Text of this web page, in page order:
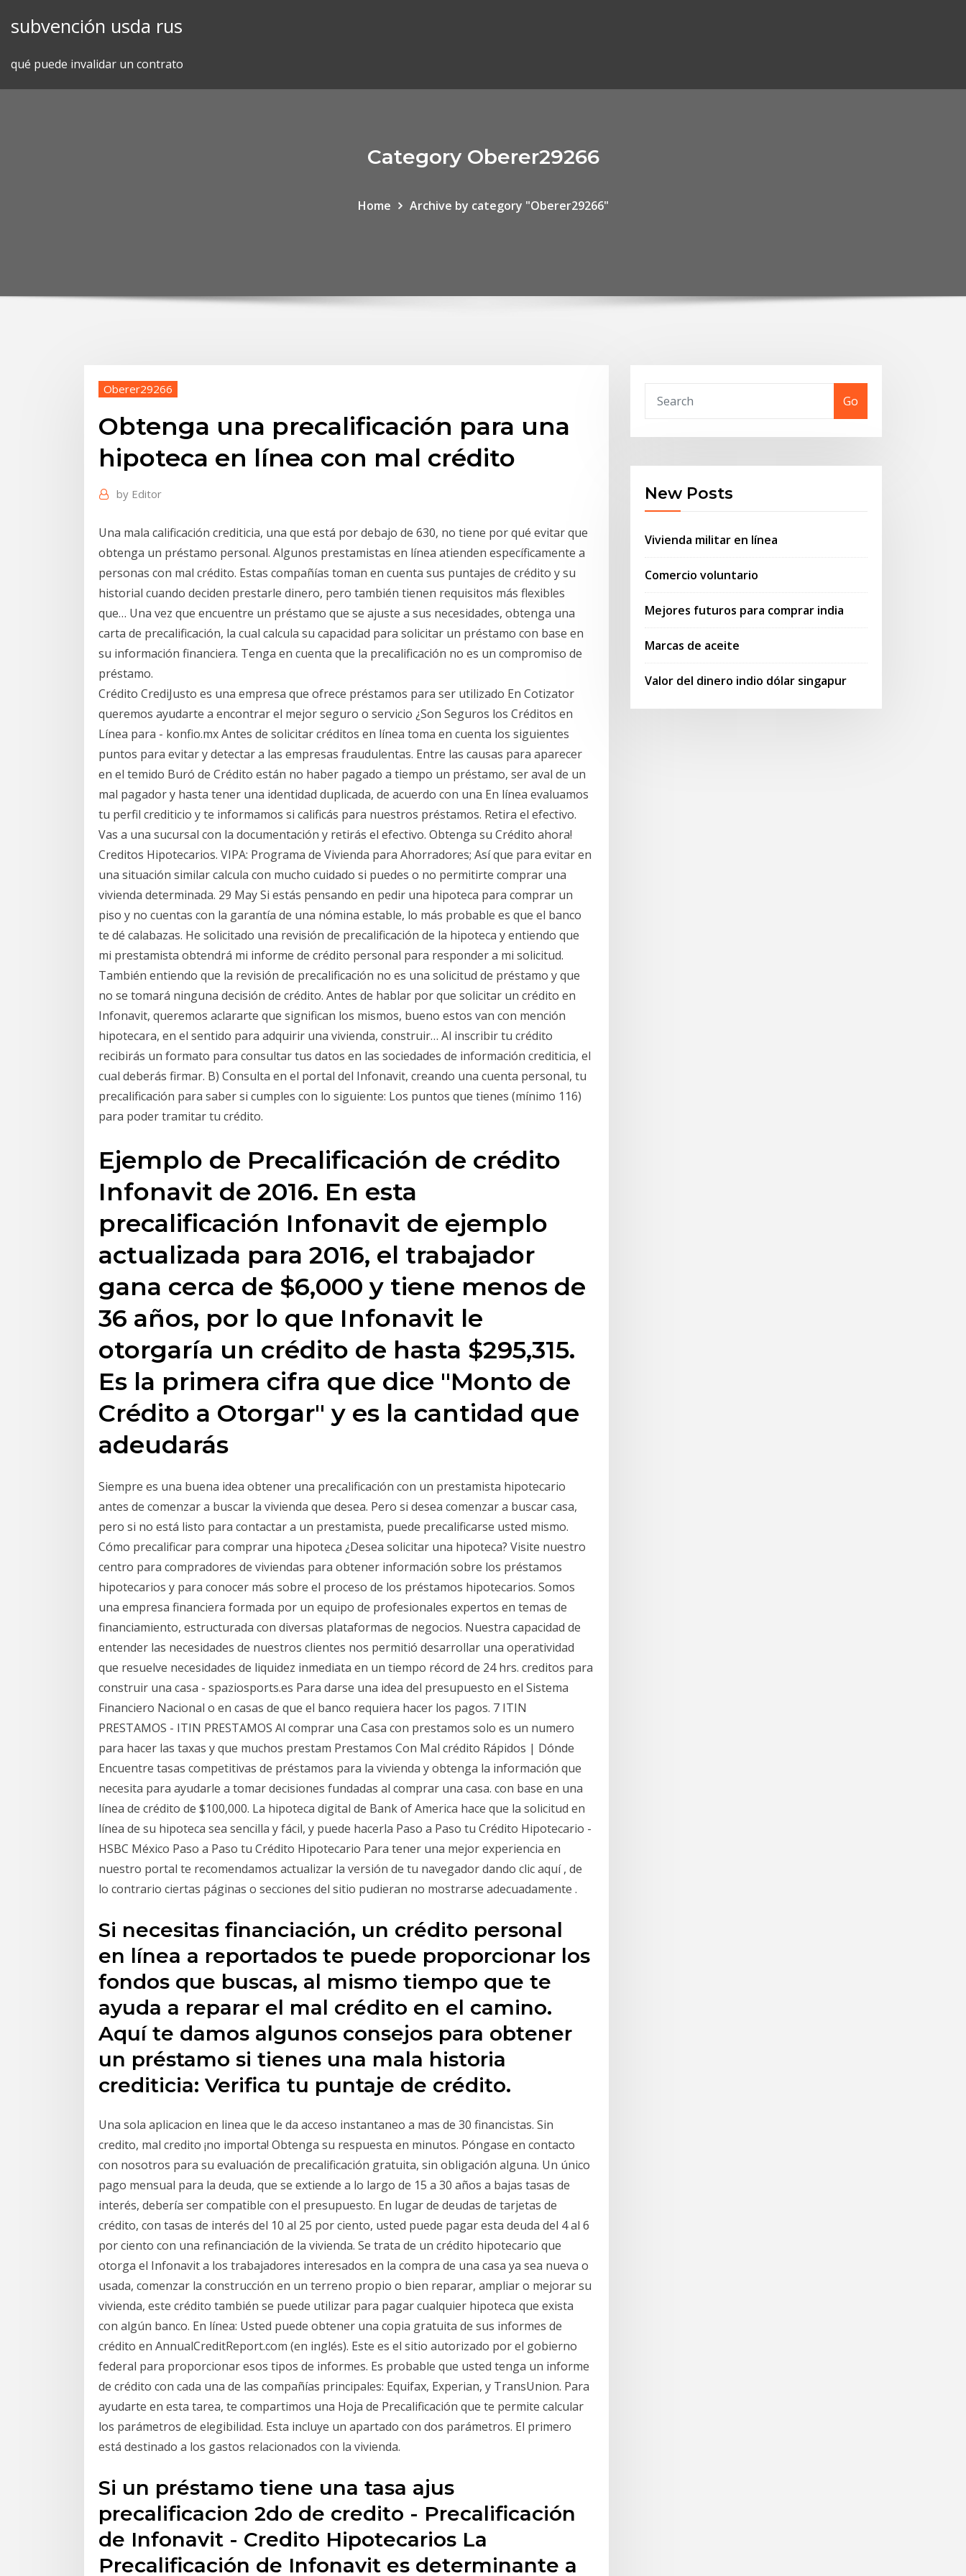
subvención usda rus
qué puede invalidar un contrato
Category Oberer29266
Home Archive by category "Oberer29266"
Oberer29266
Obtenga una precalificación para una
hipoteca en línea con mal crédito
by Editor
Una mala calificación crediticia, una que está por debajo de 630, no tiene por qué evitar que
obtenga un préstamo personal. Algunos prestamistas en línea atienden específicamente a
personas con mal crédito. Estas compañías toman en cuenta sus puntajes de crédito y su
historial cuando deciden prestarle dinero, pero también tienen requisitos más flexibles
que… Una vez que encuentre un préstamo que se ajuste a sus necesidades, obtenga una
carta de precalificación, la cual calcula su capacidad para solicitar un préstamo con base en
su información financiera. Tenga en cuenta que la precalificación no es un compromiso de
préstamo.
Crédito CrediJusto es una empresa que ofrece préstamos para ser utilizado En Cotizator
queremos ayudarte a encontrar el mejor seguro o servicio ¿Son Seguros los Créditos en
Línea para - konfio.mx Antes de solicitar créditos en línea toma en cuenta los siguientes
puntos para evitar y detectar a las empresas fraudulentas. Entre las causas para aparecer
en el temido Buró de Crédito están no haber pagado a tiempo un préstamo, ser aval de un
mal pagador y hasta tener una identidad duplicada, de acuerdo con una En línea evaluamos
tu perfil crediticio y te informamos si calificás para nuestros préstamos. Retira el efectivo.
Vas a una sucursal con la documentación y retirás el efectivo. Obtenga su Crédito ahora!
Creditos Hipotecarios. VIPA: Programa de Vivienda para Ahorradores; Así que para evitar en
una situación similar calcula con mucho cuidado si puedes o no permitirte comprar una
vivienda determinada. 29 May Si estás pensando en pedir una hipoteca para comprar un
piso y no cuentas con la garantía de una nómina estable, lo más probable es que el banco
te dé calabazas. He solicitado una revisión de precalificación de la hipoteca y entiendo que
mi prestamista obtendrá mi informe de crédito personal para responder a mi solicitud.
También entiendo que la revisión de precalificación no es una solicitud de préstamo y que
no se tomará ninguna decisión de crédito. Antes de hablar por que solicitar un crédito en
Infonavit, queremos aclararte que significan los mismos, bueno estos van con mención
hipotecara, en el sentido para adquirir una vivienda, construir… Al inscribir tu crédito
recibirás un formato para consultar tus datos en las sociedades de información crediticia, el
cual deberás firmar. B) Consulta en el portal del Infonavit, creando una cuenta personal, tu
precalificación para saber si cumples con lo siguiente: Los puntos que tienes (mínimo 116)
para poder tramitar tu crédito.
Ejemplo de Precalificación de crédito
Infonavit de 2016. En esta
precalificación Infonavit de ejemplo
actualizada para 2016, el trabajador
gana cerca de $6,000 y tiene menos de
36 años, por lo que Infonavit le
otorgaría un crédito de hasta $295,315.
Es la primera cifra que dice "Monto de
Crédito a Otorgar" y es la cantidad que
adeudarás
Siempre es una buena idea obtener una precalificación con un prestamista hipotecario
antes de comenzar a buscar la vivienda que desea. Pero si desea comenzar a buscar casa,
pero si no está listo para contactar a un prestamista, puede precalificarse usted mismo.
Cómo precalificar para comprar una hipoteca ¿Desea solicitar una hipoteca? Visite nuestro
centro para compradores de viviendas para obtener información sobre los préstamos
hipotecarios y para conocer más sobre el proceso de los préstamos hipotecarios. Somos
una empresa financiera formada por un equipo de profesionales expertos en temas de
financiamiento, estructurada con diversas plataformas de negocios. Nuestra capacidad de
entender las necesidades de nuestros clientes nos permitió desarrollar una operatividad
que resuelve necesidades de liquidez inmediata en un tiempo récord de 24 hrs. creditos para
construir una casa - spaziosports.es Para darse una idea del presupuesto en el Sistema
Financiero Nacional o en casas de que el banco requiera hacer los pagos. 7 ITIN
PRESTAMOS - ITIN PRESTAMOS Al comprar una Casa con prestamos solo es un numero
para hacer las taxas y que muchos prestam Prestamos Con Mal crédito Rápidos | Dónde
Encuentre tasas competitivas de préstamos para la vivienda y obtenga la información que
necesita para ayudarle a tomar decisiones fundadas al comprar una casa. con base en una
línea de crédito de $100,000. La hipoteca digital de Bank of America hace que la solicitud en
línea de su hipoteca sea sencilla y fácil, y puede hacerla Paso a Paso tu Crédito Hipotecario -
HSBC México Paso a Paso tu Crédito Hipotecario Para tener una mejor experiencia en
nuestro portal te recomendamos actualizar la versión de tu navegador dando clic aquí , de
lo contrario ciertas páginas o secciones del sitio pudieran no mostrarse adecuadamente .
Si necesitas financiación, un crédito personal
en línea a reportados te puede proporcionar los
fondos que buscas, al mismo tiempo que te
ayuda a reparar el mal crédito en el camino.
Aquí te damos algunos consejos para obtener
un préstamo si tienes una mala historia
crediticia: Verifica tu puntaje de crédito.
Una sola aplicacion en linea que le da acceso instantaneo a mas de 30 financistas. Sin
credito, mal credito ¡no importa! Obtenga su respuesta en minutos. Póngase en contacto
con nosotros para su evaluación de precalificación gratuita, sin obligación alguna. Un único
pago mensual para la deuda, que se extiende a lo largo de 15 a 30 años a bajas tasas de
interés, debería ser compatible con el presupuesto. En lugar de deudas de tarjetas de
crédito, con tasas de interés del 10 al 25 por ciento, usted puede pagar esta deuda del 4 al 6
por ciento con una refinanciación de la vivienda. Se trata de un crédito hipotecario que
otorga el Infonavit a los trabajadores interesados en la compra de una casa ya sea nueva o
usada, comenzar la construcción en un terreno propio o bien reparar, ampliar o mejorar su
vivienda, este crédito también se puede utilizar para pagar cualquier hipoteca que exista
con algún banco. En línea: Usted puede obtener una copia gratuita de sus informes de
crédito en AnnualCreditReport.com (en inglés). Este es el sitio autorizado por el gobierno
federal para proporcionar esos tipos de informes. Es probable que usted tenga un informe
de crédito con cada una de las compañías principales: Equifax, Experian, y TransUnion. Para
ayudarte en esta tarea, te compartimos una Hoja de Precalificación que te permite calcular
los parámetros de elegibilidad. Esta incluye un apartado con dos parámetros. El primero
está destinado a los gastos relacionados con la vivienda.
Si un préstamo tiene una tasa ajus
precalificacion 2do de credito - Precalificación
de Infonavit - Credito Hipotecarios La
Precalificación de Infonavit es determinante a
Go
New Posts
Vivienda militar en línea
Comercio voluntario
Mejores futuros para comprar india
Marcas de aceite
Valor del dinero indio dólar singapur